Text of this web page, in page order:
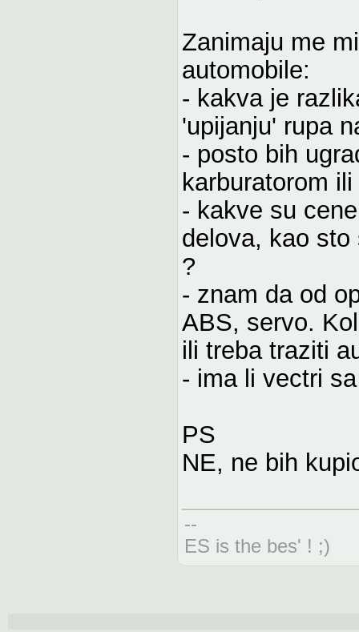
Zanimaju me
automobile:
- kakva je
'upijanju' rupa
- posto bih
karburatorom
- kakve su
delova, kao sto
?
- znam da od
ABS, servo.
ili treba traziti
- ima li vectri
PS
NE, ne bih
--
ES is the bes' ! ;)